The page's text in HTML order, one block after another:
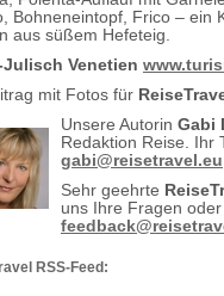
Bohneneintopf, Frico – ein
aus süßem Hefeteig.
Julisch Venetien
mit Fotos für
Unsere Autorin Gabi
Redaktion Reise. Ihr
gabi@reisetravel.eu
Sehr geehrte
uns Ihre Fragen
RSS-Feed: